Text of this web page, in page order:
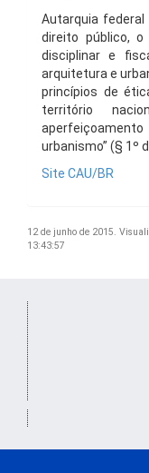
Autarquia federal
direito público, o
disciplinar e
arquitetura e
princípios de
território
urbanismo” (§ 1º
Site CAU/BR
12 de junho de 2015.
13:43:57